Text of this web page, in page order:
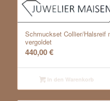
Schmuckset Collier/Halsreif
vergoldet
440,00€
In den Warenkorb